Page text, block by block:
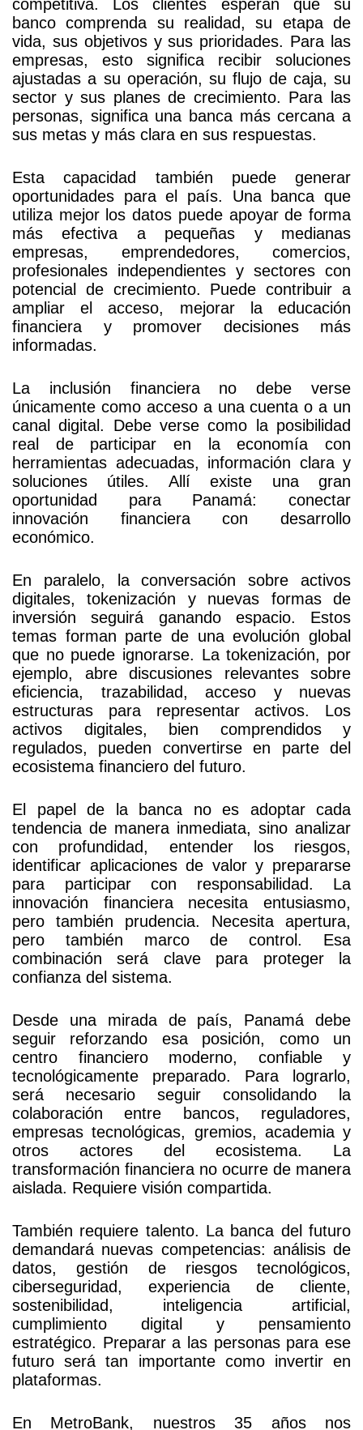
competitiva. Los clientes esperan que su
banco comprenda su realidad, su etapa de
vida, sus objetivos y sus prioridades. Para las
empresas, esto significa recibir soluciones
ajustadas a su operación, su flujo de caja, su
sector y sus planes de crecimiento. Para las
personas, significa una banca más cercana a
sus metas y más clara en sus respuestas.
Esta capacidad también puede generar
oportunidades para el país. Una banca que
utiliza mejor los datos puede apoyar de forma
más efectiva a pequeñas y medianas
empresas, emprendedores, comercios,
profesionales independientes y sectores con
potencial de crecimiento. Puede contribuir a
ampliar el acceso, mejorar la educación
financiera y promover decisiones más
informadas.
La inclusión financiera no debe verse
únicamente como acceso a una cuenta o a un
canal digital. Debe verse como la posibilidad
real de participar en la economía con
herramientas adecuadas, información clara y
soluciones útiles. Allí existe una gran
oportunidad para Panamá: conectar
innovación financiera con desarrollo
económico.
En paralelo, la conversación sobre activos
digitales, tokenización y nuevas formas de
inversión seguirá ganando espacio. Estos
temas forman parte de una evolución global
que no puede ignorarse. La tokenización, por
ejemplo, abre discusiones relevantes sobre
eficiencia, trazabilidad, acceso y nuevas
estructuras para representar activos. Los
activos digitales, bien comprendidos y
regulados, pueden convertirse en parte del
ecosistema financiero del futuro.
El papel de la banca no es adoptar cada
tendencia de manera inmediata, sino analizar
con profundidad, entender los riesgos,
identificar aplicaciones de valor y prepararse
para participar con responsabilidad. La
innovación financiera necesita entusiasmo,
pero también prudencia. Necesita apertura,
pero también marco de control. Esa
combinación será clave para proteger la
confianza del sistema.
Desde una mirada de país, Panamá debe
seguir reforzando esa posición, como un
centro financiero moderno, confiable y
tecnológicamente preparado. Para lograrlo,
será necesario seguir consolidando la
colaboración entre bancos, reguladores,
empresas tecnológicas, gremios, academia y
otros actores del ecosistema. La
transformación financiera no ocurre de manera
aislada. Requiere visión compartida.
También requiere talento. La banca del futuro
demandará nuevas competencias: análisis de
datos, gestión de riesgos tecnológicos,
ciberseguridad, experiencia de cliente,
sostenibilidad, inteligencia artificial,
cumplimiento digital y pensamiento
estratégico. Preparar a las personas para ese
futuro será tan importante como invertir en
plataformas.
En MetroBank, nuestros 35 años nos